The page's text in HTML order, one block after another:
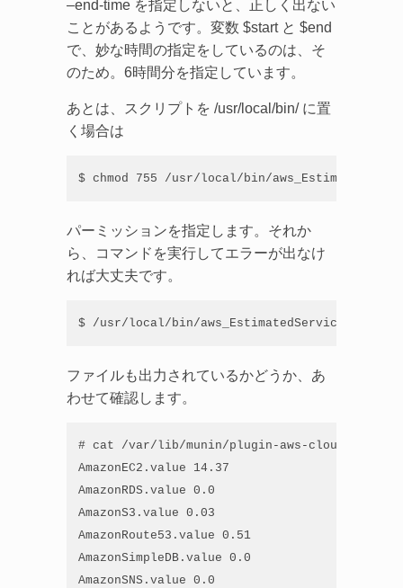
–end-time を指定しないと、正しく出ない
ことがあるようです。変数 $start と $end
で、妙な時間の指定をしているのは、そ
のため。6時間分を指定しています。
あとは、スクリプトを /usr/local/bin/ に置
く場合は
$ chmod 755 /usr/local/bin/
パーミッションを指定します。それか
ら、コマンドを実行してエラーが出なけ
れば大丈夫です。
$ /usr/local/bin/aws_EstimatedServices.sh
ファイルも出力されているかどうか、あ
わせて確認します。
# cat /var/lib/munin/plugin-aws-cloudwatch/
AmazonEC2.value 14.37
AmazonRDS.value 0.0
AmazonS3.value 0.03
AmazonRoute53.value 0.51
AmazonSimpleDB.value 0.0
AmazonSNS.value 0.0